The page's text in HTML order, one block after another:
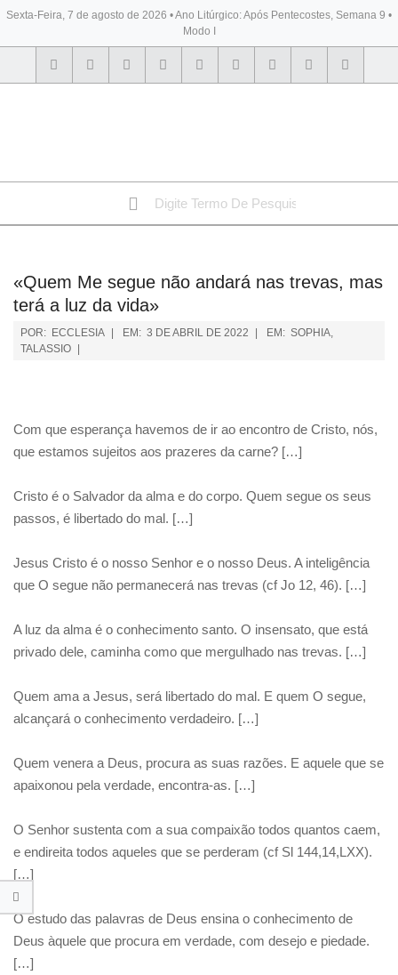
Sexta-Feira, 7 de agosto de 2026 • Ano Litúrgico: Após Pentecostes, Semana 9 •
Modo I
BYBLOS
«Quem Me segue não andará nas trevas, mas
terá a luz da vida»
POR: ECCLESIA EM: 3 DE ABRIL DE 2022 EM: SOPHIA,
TALASSIO
Com que esperança havemos de ir ao encontro de Cristo, nós,
que estamos sujeitos aos prazeres da carne? […]
Cristo é o Salvador da alma e do corpo. Quem segue os seus
passos, é libertado do mal. […]
Jesus Cristo é o nosso Senhor e o nosso Deus. A inteligência
que O segue não permanecerá nas trevas (cf Jo 12, 46). […]
A luz da alma é o conhecimento santo. O insensato, que está
privado dele, caminha como que mergulhado nas trevas. […]
Quem ama a Jesus, será libertado do mal. E quem O segue,
alcançará o conhecimento verdadeiro. […]
Quem venera a Deus, procura as suas razões. E aquele que se
apaixonou pela verdade, encontra-as. […]
O Senhor sustenta com a sua compaixão todos quantos caem,
e endireita todos aqueles que se perderam (cf Sl 144,14,LXX).
[…]
O estudo das palavras de Deus ensina o conhecimento de
Deus àquele que procura em verdade, com desejo e piedade.
[…]